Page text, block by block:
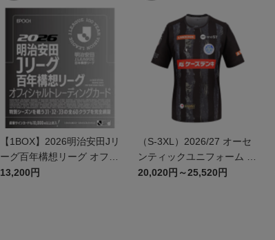
【1BOX】2026明治安田Jリ
ーグ百年構想リーグ オフィ
シャルトレーディングカー
13,200円
（S-3XL）2026/27 オーセ
ンティックユニフォーム G
K 2nd
20,020円～25,520円